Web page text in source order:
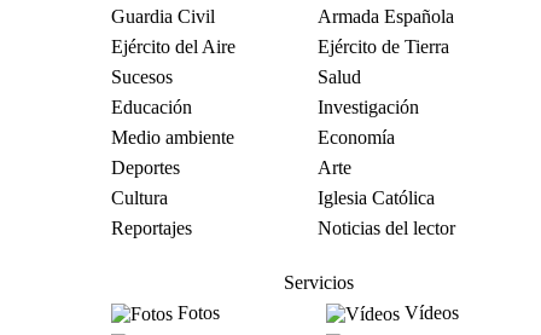
Guardia Civil
Armada Española
Ejército del Aire
Ejército de Tierra
Sucesos
Salud
Educación
Investigación
Medio ambiente
Economía
Deportes
Arte
Cultura
Iglesia Católica
Reportajes
Noticias del lector
Servicios
Fotos
Vídeos